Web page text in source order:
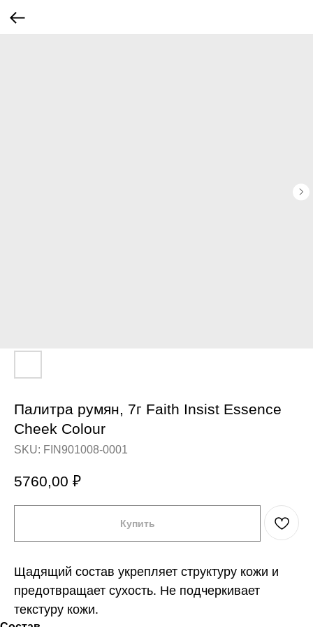
Палитра румян, 7г Faith Insist Essence
Cheek Colour
SKU: FIN901008-0001
5760,00 ₽
Купить
Щадящий состав укрепляет структуру кожи и
предотвращает сухость. Не подчеркивает
текстуру кожи.